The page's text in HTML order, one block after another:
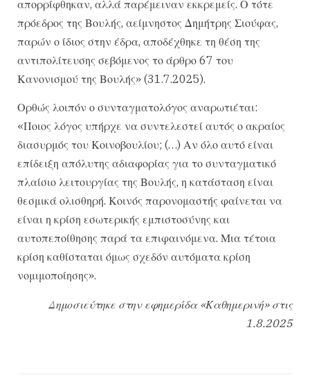
απορρίφθηκαν, αλλά παρέμειναν εκκρεμείς. Ο τότε
πρόεδρος της Βουλής, αείμνηστος Δημήτρης Σιούφας,
παρών ο ίδιος στην έδρα, αποδέχθηκε τη θέση της
αντιπολίτευσης σεβόμενος το άρθρο 67 του
Κανονισμού της Βουλής» (31.7.2025).
Ορθώς λοιπόν ο συνταγματολόγος αναρωτιέται:
«Ποιος λόγος υπήρχε να συντελεστεί αυτός ο ακραίος
διασυρμός του Κοινοβουλίου; (…) Αν όλο αυτό είναι
επίδειξη απόλυτης αδιαφορίας για το συνταγματικό
πλαίσιο λειτουργίας της Βουλής, η κατάσταση είναι
θεσμικά ολισθηρή. Κοινός παρονομαστής φαίνεται να
είναι η κρίση εσωτερικής εμπιστοσύνης και
αυτοπεποίθησης παρά τα επιφαινόμενα. Μια τέτοια
κρίση καθίσταται όμως σχεδόν αυτόματα κρίση
νομιμοποίησης».
Δημοσιεύτηκε στην εφημερίδα «Καθημερινή» στις
1.8.2025